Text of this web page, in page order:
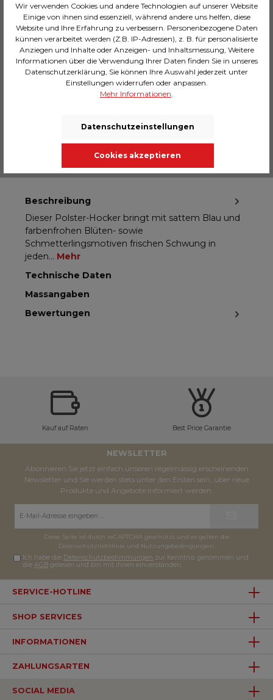
Polster-Hocker mit Blüten-Mustern in Blau, 47 x
39 x 39 Zentimeter (H/B/T)
Der Hocker in sattem Blau begeistert mit bunten
Blüten, Schmetterlingen und Natur-Motiven
Der feine Zierstreifen aus Edelstahl in Gold
verleiht einen glamourösen Touch
Stabiler Unterbau und weiche Polsterung sorgen
und Sofa, zusätzliche Sitzmöglichkeit oder als
Beschreibung
Dieser Polster-Hocker bringt mit sattem Blau und
farbenfrohen Blüten- sowie
Schmetterlingsmotiven frischen Schwung in
jeden… Mehr
Technische Daten
Massangaben
Bewertungen
Kauf auf Raten Best Price Garantie
NEWSLETTER
Abonnieren Sie jetzt einfach unseren regelmässig erscheinenden
Newsletter und Sie werden stets unter den Ersten sein, über neue
Produkte und Angebote informiert werden.
Diese Seite ist durch reCAPTCHA geschützt und es gelten die
Datenschutzrichtlinie und Nutzungsbedingungen
Ich habe die Datenschutzbestimmungen zur Kenntnis genommen und
dieAGB gelesen und bin mit ihnen einverstanden.
SERVICE-HOTLINE
SHOP SERVICES
INFORMATIONEN
ZAHLUNGSARTEN
SOCIAL MEDIA
Wir verwenden Cookies und andere Technologien auf unserer Website
Einige von ihnen sind essenziell, während andere uns helfen, diese
Website und Ihre Erfahrung zu verbessern. Personenbezogene Daten
künnen verarbeitet werden (Z.B. IP-Adressen), z. B. für personalisierte
Anziegen und Inhalte oder Anzeigen- und Inhaltsmessung, Weitere
Informationen über die Verwendung Ihrer Daten finden Sie in unseres
Datenschutzerklärung, Sie können Ihre Auswahl jederzeit unter
Einstellungen widerrufen oder anpassen.
Mehr Informationen
Datenschutzeinstellungen
Cookies akzeptieren